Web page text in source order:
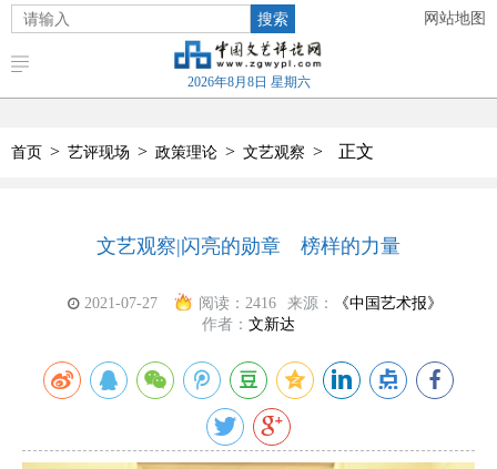
搜索 网站地图
2026年8月8日 星期六
首页 > 艺评现场 > 政策理论 > 文艺观察 > 正文
文艺观察|闪亮的勋章 榜样的力量
2021-07-27 阅读： 2416 来源：
《中国艺术报》
作者： 文新达